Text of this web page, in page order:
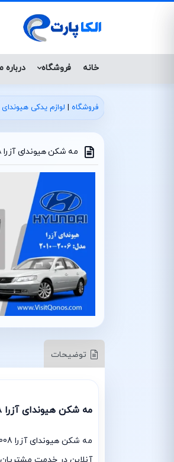
خانه فروشگاه درباره
فروشگاه | لوازم یدکی هیوندای
مه شکن هیوندای آزرا 2008 استوک
توضیحات
مه شکن هیوندای آزرا 2008 استوک